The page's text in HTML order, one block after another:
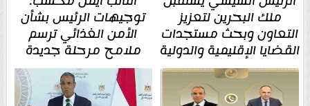
ملك البحرين لتعزيز
التعاون وبحث مستجدات
القضايا الإقليمية والدولية
توجيهات الرئيس بشأن
الأمن الغذائي ترسم
ملامح مرحلة جديدة